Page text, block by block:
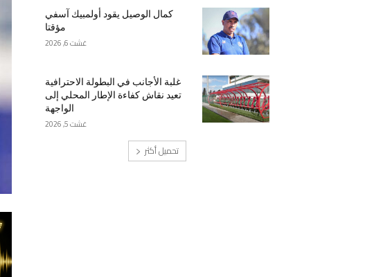
كمال الوصيل يقود أولمبيك آسفي
مؤقتا
غشت 6, 2026
غلبة الأجانب في البطولة الاحترافية
تعيد نقاش كفاءة الإطار المحلي إلى
الواجهة
غشت 5, 2026
تحميل أكثر